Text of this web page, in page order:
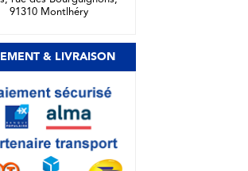
91310 Montlhéry
& LIVRAISON